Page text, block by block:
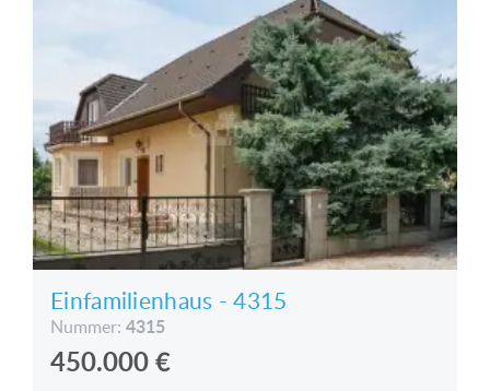
Einfamilienhaus - 4315
Nummer: 4315
450.000€